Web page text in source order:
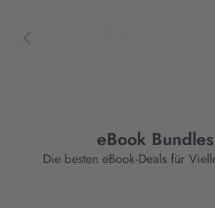
eBook Bundles
Die besten eBook-Deals für